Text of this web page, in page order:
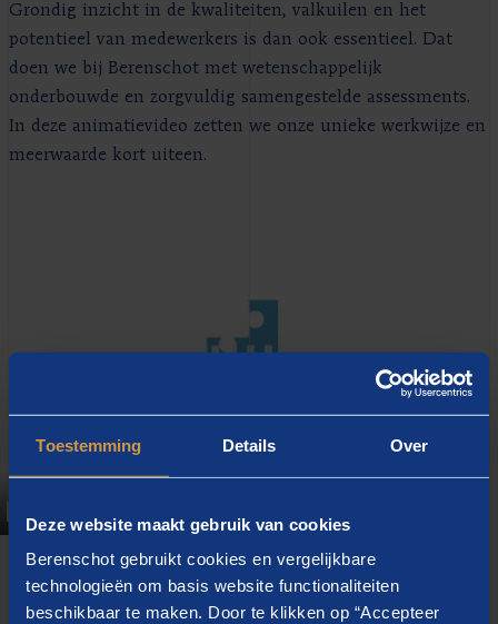
Toestemming Details Over
Deze website maakt gebruik van cookies
Berenschot gebruikt cookies en vergelijkbare
technologieën om basis website functionaliteiten
beschikbaar te maken. Door te klikken op “Accepteer
Grondig inzicht in de kwaliteiten, valkuilen en het
potentieel van medewerkers is dan ook essentieel. Dat
doen we bij Berenschot met wetenschappelijk
onderbouwde en zorgvuldig samengestelde assessments.
In deze animatievideo zetten we onze unieke werkwijze en
meerwaarde kort uiteen.
Play Mute
Play